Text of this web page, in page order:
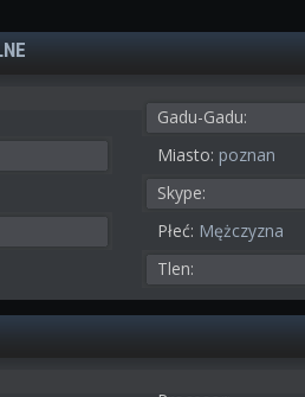
Gadu-Gadu:
Miasto: poznan
Skype:
Płeć: Mężczyzna
Tlen: